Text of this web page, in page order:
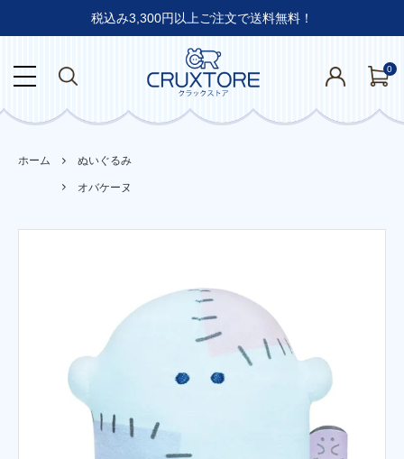
税込み3,300円以上ご注文で送料無料！
0
ホーム ぬいぐるみ
オバケーヌ